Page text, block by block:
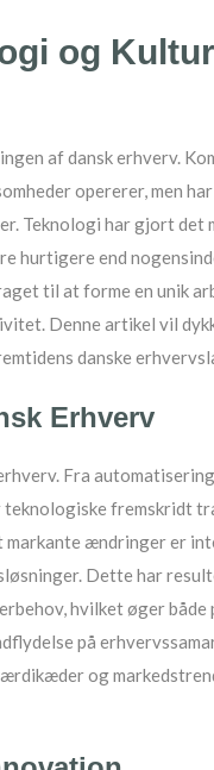
og
af dansk erhverv.
opererer, men
Teknologi har gjort
end
til at forme en unik
Denne artikel vil
danske
Erhverv
Fra
fremskridt
markante ændringer er
Dette har
hvilket øger
på
og